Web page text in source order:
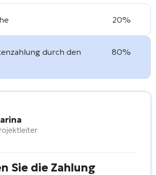
20%
durch den
80%
Sie die Zahlung